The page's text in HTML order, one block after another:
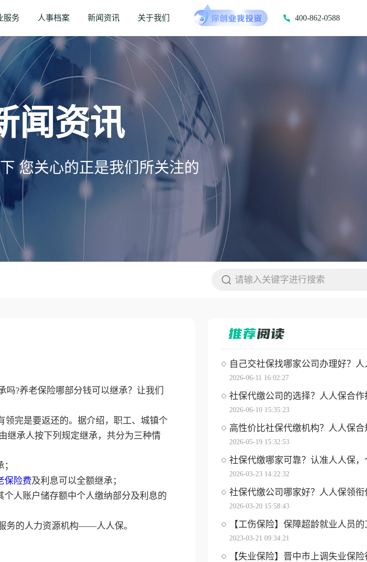
服务 人事档案 新闻资讯 关于我们 400-862-0588
闻资讯
您关心的正是我们所关注的
?养老保险哪部分钱可以继承？让我们
领完是要返还的。据介绍，职工、城镇个
继承人按下列规定继承，共分为三种情
保险费及利息可以全额继承；
人账户储存额中个人缴纳部分及利息的
务的人力资源机构——人人保。
自己交社保找哪家公司办理好？人
2026-06-11 16:02:27
社保代缴公司的选择？人人保合作
2026-06-10 15:35:23
高性价比社保代缴机构？人人保合
2026-05-19 15:32:53
社保代缴哪家可靠？认准人人保，
2026-03-23 14:22:32
社保代缴公司哪家好？人人保领衔
2026-03-20 15:58:43
【工伤保险】保障超龄就业人员
2023-03-21 09:34:21
【失业保险】晋中市上调失业保